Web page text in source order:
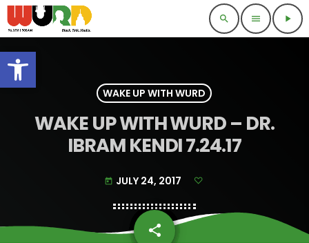
Open toolbar
search menu play_arrow
WAKE UP WITH WURD
WAKE UP WITH WURD – DR.
IBRAM KENDI 7.24.17
today JULY 24, 2017
share
email